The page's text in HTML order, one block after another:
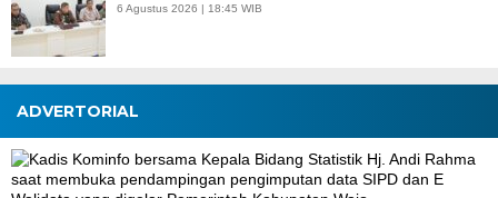
6 Agustus 2026 | 18:45 WIB
ADVERTORIAL